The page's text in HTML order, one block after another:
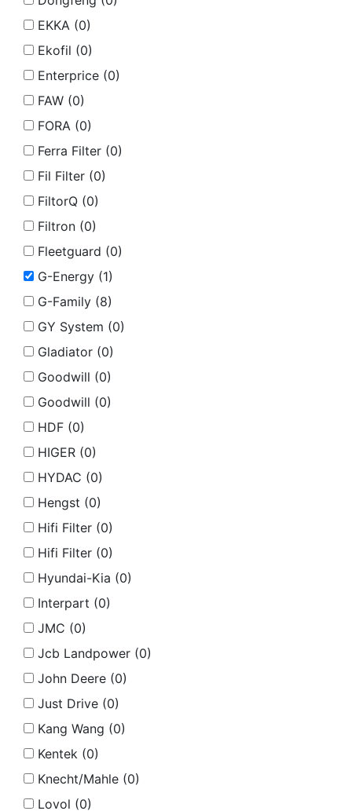
EKKA (0)
Ekofil (0)
Enterprice (0)
FAW (0)
FORA (0)
Ferra Filter (0)
Fil Filter (0)
FiltorQ (0)
Filtron (0)
Fleetguard (0)
G-Energy (1)
G-Family (8)
GY System (0)
Gladiator (0)
Goodwill (0)
Goodwill (0)
HDF (0)
HIGER (0)
HYDAC (0)
Hengst (0)
Hifi Filter (0)
Hifi Filter (0)
Hyundai-Kia (0)
Interpart (0)
JMC (0)
Jcb Landpower (0)
John Deere (0)
Just Drive (0)
Kang Wang (0)
Kentek (0)
Knecht/Mahle (0)
Lovol (0)